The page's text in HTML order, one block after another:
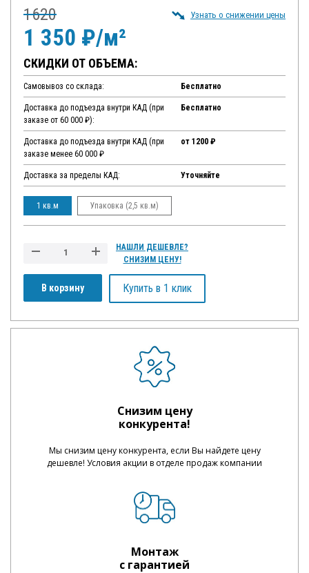
1620
1 350 ₽/м²
Узнать о снижении цены
СКИДКИ ОТ ОБЪЕМА:
Самовывоз со склада: Бесплатно
Доставка до подъезда внутри КАД (при
заказе от 60 000 ₽):
Бесплатно
Доставка до подъезда внутри КАД (при
заказе менее 60 000 ₽
от 1200 ₽
Доставка за пределы КАД: Уточняйте
1 кв.м Упаковка (2,5 кв.м)
В корзину
НАШЛИ ДЕШЕВЛЕ?
СНИЗИМ ЦЕНУ!
Купить в 1 клик
Снизим цену
конкурента!
Мы снизим цену конкурента, если Вы найдете цену
дешевле! Условия акции в отделе продаж компании
Монтаж
с гарантией